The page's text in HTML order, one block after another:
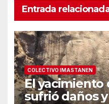
Entrada
COLECTIVO IMASTANEN
El yacimiento
sufrió daños